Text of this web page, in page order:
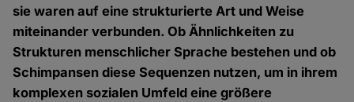
sie waren auf eine strukturierte Art und Weise
miteinander verbunden. Ob Ähnlichkeiten zu
Strukturen menschlicher Sprache bestehen und ob
Schimpansen diese Sequenzen nutzen, um in ihrem
komplexen sozialen Umfeld eine größere